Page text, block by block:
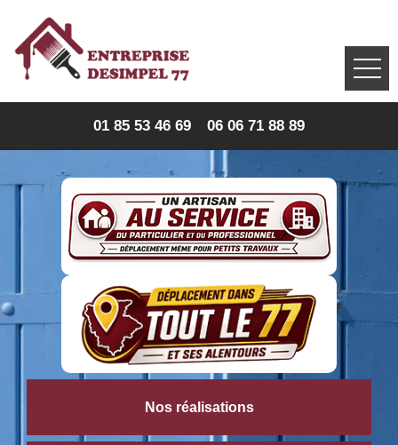
01 85 53 46 69 06 06 71 88 89
Nos réalisations